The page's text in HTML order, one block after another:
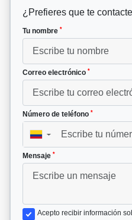
¿Prefieres que te
Tu nombre *
Correo electrónico *
Número de teléfono *
▼
Mensaje *
Acepto recibir información